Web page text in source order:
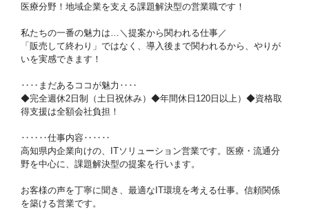
医療分野！地域企業を支える課題解決型の営業職です！
私たちの一番の魅力は…＼提案から関われる仕事／
「販売して終わり」ではなく、導入後まで関われるから、やりが
いを実感できます！
‥‥まだあるココが魅力‥‥
◆完全週休2日制（土日祝休み）◆年間休日120日以上）◆資格取
得支援は全額会社負担！
‥‥‥仕事内容‥‥‥
高知県内企業向けの、ITソリューション営業です。医療・流通分
野を中心に、課題解決型の提案を行います。
お客様の声を丁寧に聞き、最適なIT環境を考える仕事。信頼関係
を築ける営業です。